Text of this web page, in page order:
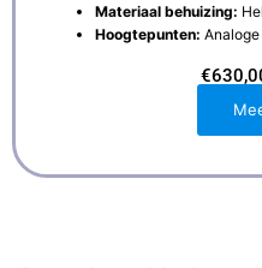
Materiaal behuizing:
Hoogtepunten:
€